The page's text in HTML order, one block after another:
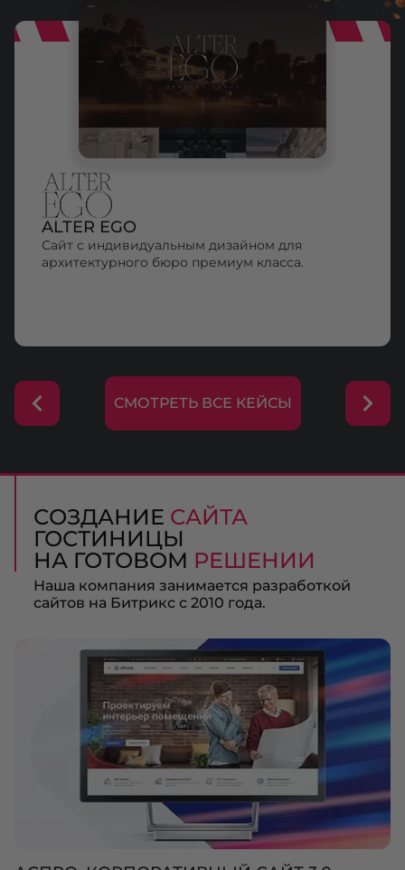
ALTER EGO
Сайт с индивидуальным дизайном для
архитектурного бюро премиум класса.
СМОТРЕТЬ ВСЕ КЕЙСЫ
СОЗДАНИЕ САЙТА
ГОСТИНИЦЫ
НА ГОТОВОМ РЕШЕНИИ
Наша компания занимается разработкой
сайтов на Битрикс с 2010 года.